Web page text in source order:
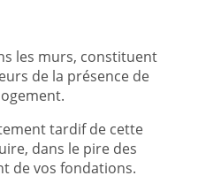
les murs, constituent
de la présence de
tardif de cette
dans le pire des
de vos fondations.